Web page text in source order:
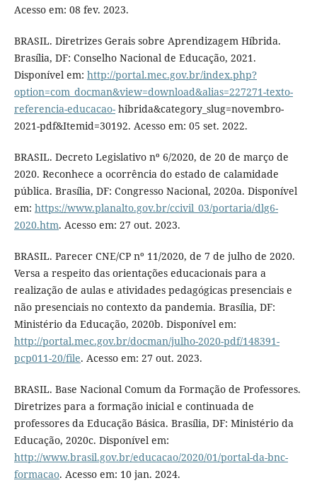
Acesso em: 08 fev. 2023.
BRASIL. Diretrizes Gerais sobre Aprendizagem Híbrida.
Brasília, DF: Conselho Nacional de Educação, 2021.
Disponível em: http://portal.mec.gov.br/index.php?
option=com_docman&view=download&alias=227271-texto-
referencia-educacao-hibrida&category_slug=novembro-
2021-pdf&Itemid=30192. Acesso em: 05 set. 2022.
BRASIL. Decreto Legislativo nº 6/2020, de 20 de março de
2020. Reconhece a ocorrência do estado de calamidade
pública. Brasília, DF: Congresso Nacional, 2020a. Disponível
em: https://www.planalto.gov.br/ccivil_03/portaria/dlg6-
2020.htm. Acesso em: 27 out. 2023.
BRASIL. Parecer CNE/CP nº 11/2020, de 7 de julho de 2020.
Versa a respeito das orientações educacionais para a
realização de aulas e atividades pedagógicas presenciais e
não presenciais no contexto da pandemia. Brasília, DF:
Ministério da Educação, 2020b. Disponível em:
http://portal.mec.gov.br/docman/julho-2020-pdf/148391-
pcp011-20/file. Acesso em: 27 out. 2023.
BRASIL. Base Nacional Comum da Formação de Professores.
Diretrizes para a formação inicial e continuada de
professores da Educação Básica. Brasília, DF: Ministério da
Educação, 2020c. Disponível em:
http://www.brasil.gov.br/educacao/2020/01/portal-da-bnc-
formacao. Acesso em: 10 jan. 2024.